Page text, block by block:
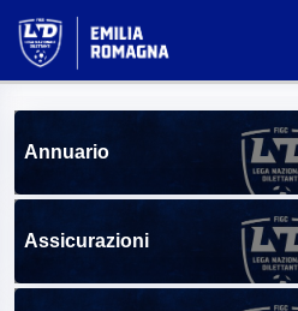
Annuario
Assicurazioni